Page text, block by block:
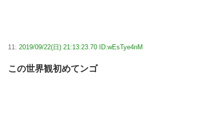
11: 2019/09/22(日) 21:13:23.70 ID:wEsTye4nM
この世界観初めてンゴ